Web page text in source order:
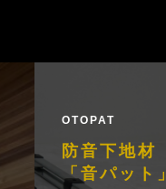
OTOPAT
防音下地材
「音パット」